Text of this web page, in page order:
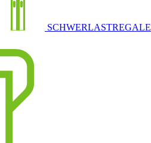
SCHWERLASTREGALE